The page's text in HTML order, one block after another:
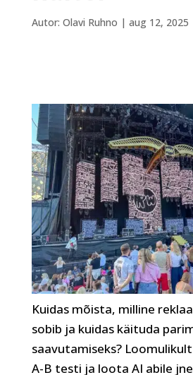
Autor: Olavi Ruhno | aug 12, 2025
Kuidas mõista, milline
sobib ja kuidas käituda
saavutamiseks?
A-B testi ja loota AI abile